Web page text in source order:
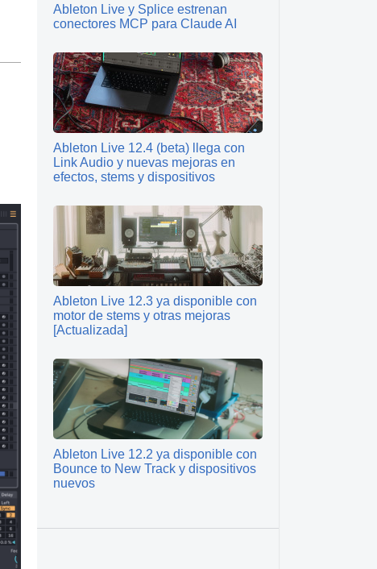
Ableton Live y Splice estrenan
conectores MCP para Claude AI
Ableton Live 12.4 (beta) llega con
Link Audio y nuevas mejoras en
efectos, stems y dispositivos
Ableton Live 12.3 ya disponible con
motor de stems y otras mejoras
[Actualizada]
Ableton Live 12.2 ya disponible con
Bounce to New Track y dispositivos
nuevos